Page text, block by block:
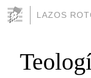
LAZOS